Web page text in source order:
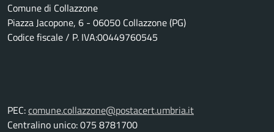
Comune di Collazzone
Piazza Jacopone, 6 - 06050 Collazzone (PG)
Codice fiscale / P. IVA:00449760545
PEC:comune.collazzone@postacert.umbria.it
Centralino unico: 075 8781700